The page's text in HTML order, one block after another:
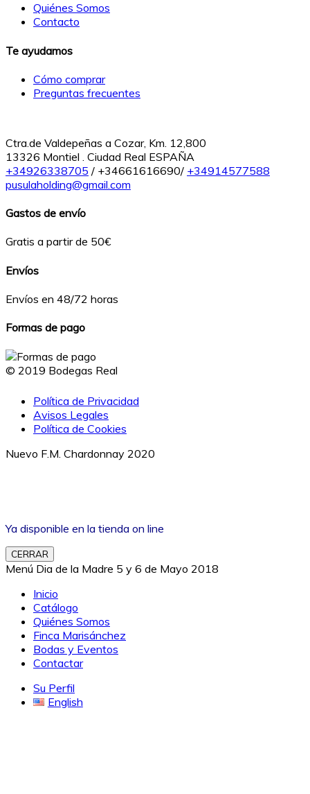
Quiénes Somos
Contacto
Te ayudamos
Cómo comprar
Preguntas frecuentes
Ctra.de Valdepeñas a Cozar, Km. 12,800
13326 Montiel . Ciudad Real ESPAÑA
+34926338705 / +34661616690/ +34914577588
pusulaholding@gmail.com
Gastos de envío
Gratis a partir de 50€
Envíos
Envíos en 48/72 horas
Formas de pago
© 2019 Bodegas Real
Política de Privacidad
Avisos Legales
Política de Cookies
Nuevo F.M. Chardonnay 2020
Ya disponible en la tienda on line
CERRAR
Menú Dia de la Madre 5 y 6 de Mayo 2018
Inicio
Catálogo
Quiénes Somos
Finca Marisánchez
Bodas y Eventos
Contactar
Su Perfil
English